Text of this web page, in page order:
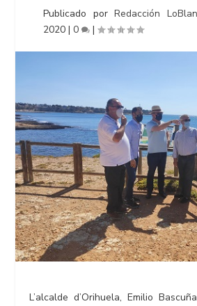
Publicado porRedacción
2020 |0 |
L’alcalde d’Orihuela, Emilio